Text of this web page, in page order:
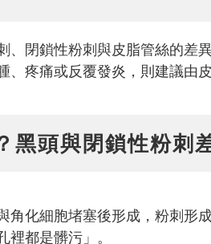
、閉鎖性粉刺與皮脂管絲的差
、疼痛或反覆發炎，則建議由皮
黑頭與閉鎖性粉刺
角化細胞堵塞後形成，粉刺形
都是髒污」。